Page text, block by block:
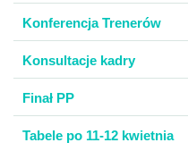
Konferencja Trenerów
Konsultacje kadry
Finał PP
Tabele po 11-12 kwietnia